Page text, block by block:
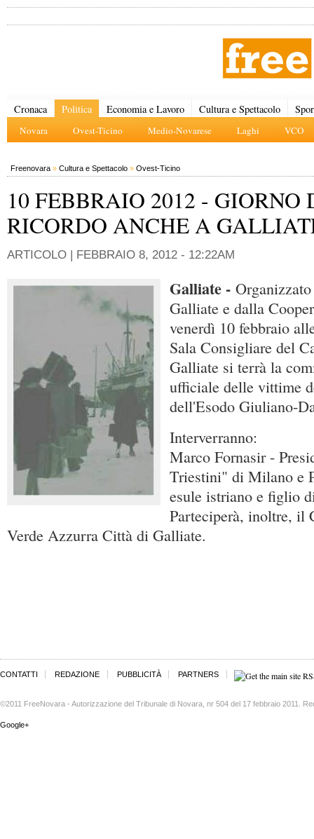
Cronaca Politica
Novara Ovest-Ticino Medio-Novarese Laghi VCO
Economia e Lavoro Cultura e Spettacolo
Freenovara » Cultura e Spettacolo » Ovest-Ticino
10 FEBBRAIO 2012 - GIORNO
RICORDO ANCHE A
ARTICOLO | FEBBRAIO 8, 2012 - 12:22AM
Galliate -
Galliate e dalla
venerdì 10 febbraio
Sala Consigliare del
Galliate si terrà la
ufficiale delle vittime
dell'Esodo Giuliano-
Interverranno:
Marco Fornasir -
Triestini" di Milano e
esule istriano e figlio
Parteciperà, inoltre, il
Verde Azzurra Città di Galliate.
CONTATTI REDAZIONE PUBBLICITÀ PARTNERS
©2011 FreeNovara - Autorizzazione del Tribunale di Novara, nr 504 del 17 febbraio 2011.
Google+